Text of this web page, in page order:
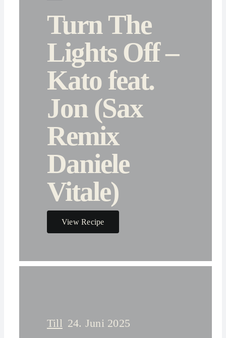
Turn The
Lights Off –
Kato feat.
Jon (Sax
Remix
Daniele
Vitale)
View Recipe
Till 24. Juni 2025